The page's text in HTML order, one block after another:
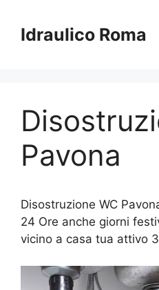
contenuto
Idraulico Roma
Pavona
Disostruzione WC
24 Ore anche giorni
vicino a casa tua attivo